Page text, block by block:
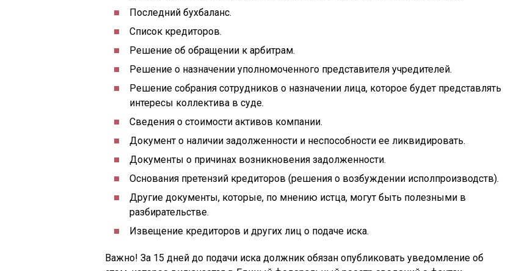
Последний бухбаланс.
Список кредиторов.
Решение об обращении к арбитрам.
Решение о назначении уполномоченного представителя учредителей.
Решение собрания сотрудников о назначении лица, которое будет представлять
интересы коллектива в суде.
Сведения о стоимости активов компании.
Документ о наличии задолженности и неспособности ее ликвидировать.
Документы о причинах возникновения задолженности.
Основания претензий кредиторов (решения о возбуждении исполпроизводств).
Другие документы, которые, по мнению истца, могут быть полезными в
разбирательстве.
Извещение кредиторов и других лиц о подаче иска.
Важно! За 15 дней до подачи иска должник обязан опубликовать уведомление об